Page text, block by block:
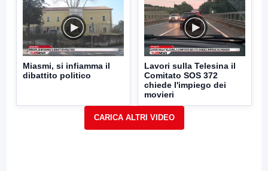
Miasmi, si infiamma il
dibattito politico
Lavori sulla Telesina il
Comitato SOS 372
chiede l'impiego dei
movieri